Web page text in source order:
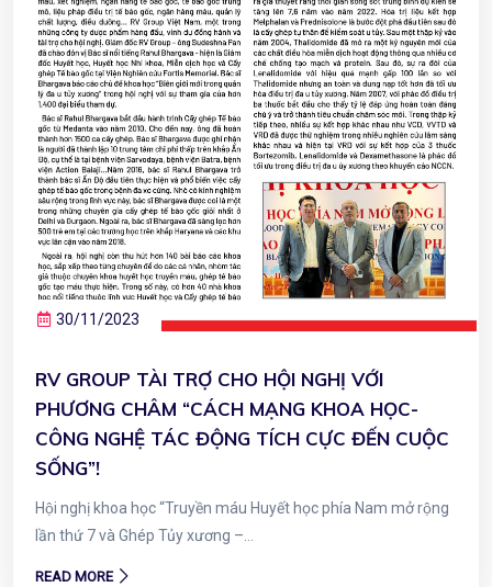
30/11/2023
RV GROUP TÀI TRỢ CHO HỘI NGHỊ VỚI
PHƯƠNG CHÂM “CÁCH MẠNG KHOA HỌC-
CÔNG NGHỆ TÁC ĐỘNG TÍCH CỰC ĐẾN CUỘC
SỐNG”!
Hội nghị khoa học “Truyền máu Huyết học phía Nam mở rộng
lần thứ 7 và Ghép Tủy xương –...
READ MORE